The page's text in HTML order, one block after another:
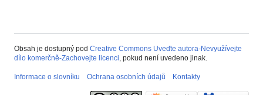
Obsah je dostupný pod Creative Commons Uveďte autora-Nevyužívejte
dílo komerčně-Zachovejte licenci, pokud není uvedeno jinak.
Informace o slovníku Ochrana osobních údajů Kontakty